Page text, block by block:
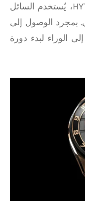
هل يجب أن أذكر أنه في ساعات HYT، يُستخدم السائل
بمجرد الوصول إلى
الوراء لبدء دورة